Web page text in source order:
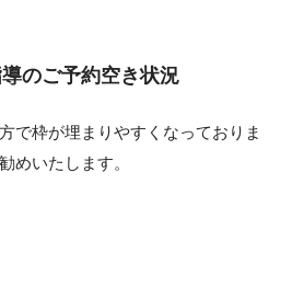
のご予約空き状況
で枠が埋まりやすくなっておりま
めいたします。